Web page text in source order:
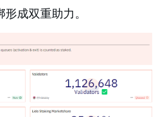
成双重助力。